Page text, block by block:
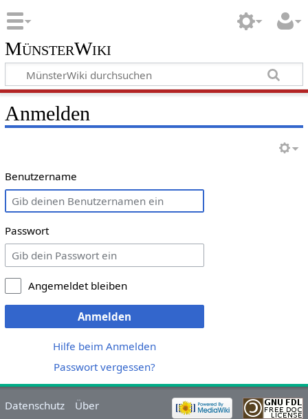
MünsterWiki
Anmelden
Benutzername
Passwort
Angemeldet bleiben
Anmelden
Hilfe beim Anmelden
Passwort vergessen?
Datenschutz
Über